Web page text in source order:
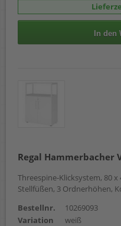
In den
Regal Hammerbacher
Threespine-Klicksystem, 80 x
Stellfüßen, 3 Ordnerhöhen,
Bestellnr.
10269093
Variation
weiß